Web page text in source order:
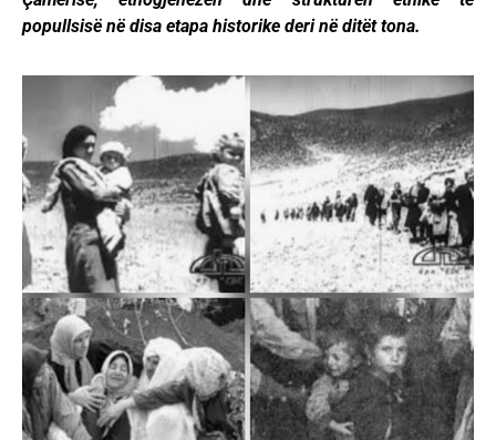
popullsisë në disa etapa historike deri në ditët tona.